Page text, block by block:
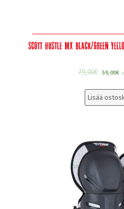
Scott Hustle MX black/green
79,00€ 59,00€
Lisää